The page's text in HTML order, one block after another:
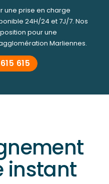
une prise en charge
24H/24 et 7J/7. Nos
pour une
Marliennes.
615
instant